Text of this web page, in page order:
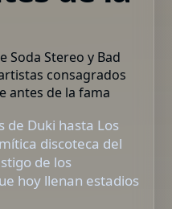
de Duki hasta Los
discoteca del
de los
hoy llenan estadios